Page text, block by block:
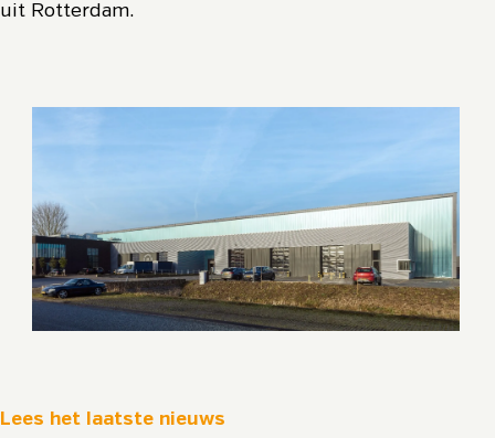
uit Rotterdam.
Lees het laatste nieuws